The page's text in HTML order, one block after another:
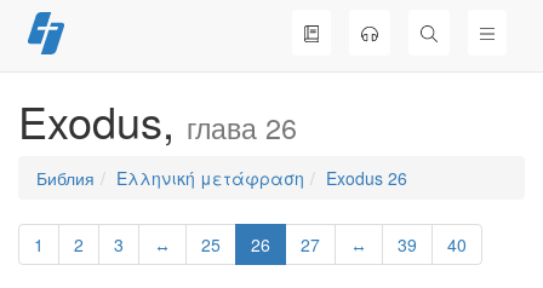
Перейти
к
Exodus, глава 26
Библия Ελληνική μετάφραση Exodus 26
1 2 3 ↔ 25 26 27 ↔ 39 40